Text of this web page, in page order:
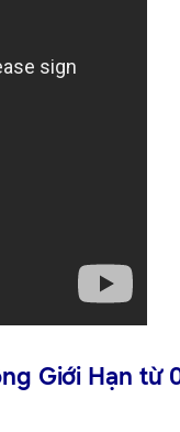
Giới Hạn từ